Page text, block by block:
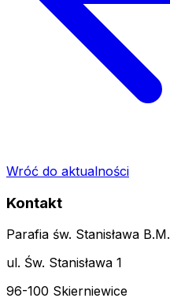
Wróć do aktualności
Kontakt
Parafia św. Stanisława B.M.
ul. Św. Stanisława 1
96-100 Skierniewice